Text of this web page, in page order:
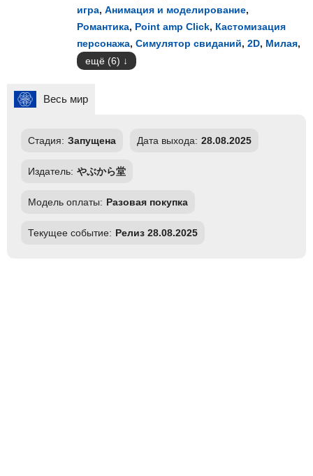
игра, Анимация и моделирование,
Романтика, Point amp Click, Кастомизация
персонажа, Симулятор свиданий, 2D, Милая,
ещё (6)
Весь мир
Стадия: Запущена Дата выхода: 28.08.2025
Издатель: やぶから堂
Модель оплаты: Разовая покупка
Текущее событие: Релиз 28.08.2025